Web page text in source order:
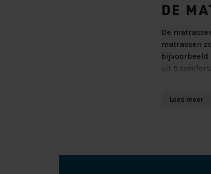
DE
De
matrassen
uit 5
De
Een
boxspring.
Lees meer